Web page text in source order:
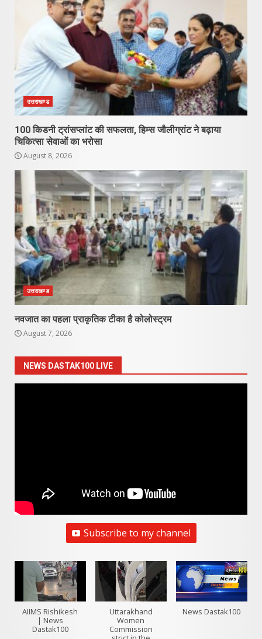
उत्तराखण्ड
100 किडनी ट्रांसप्लांट की सफलता, हिम्स जौलीग्रांट ने बढ़ाया
चिकित्सा सेवाओं का भरोसा
August 8, 2026
उत्तराखण्ड
नवजात का पहला प्राकृतिक टीका है कोलोस्ट्रम
August 7, 2026
NEWS DASTAK100 LIVE
Subscribe to my channel
AIIMS Rishikesh
| News
Dastak100
Uttarakhand
Women
Commission
News Dastak100